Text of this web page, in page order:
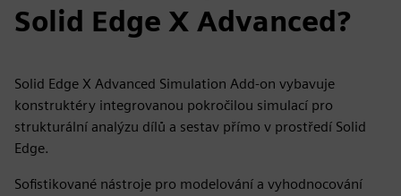
Solid Edge X Advanced?
Solid Edge X Advanced Simulation Add-on vybavuje
konstruktéry integrovanou pokročilou simulací pro
strukturální analýzu dílů a sestav přímo v prostředí Solid
Edge.
Sofistikované nástroje pro modelování a vyhodnocování